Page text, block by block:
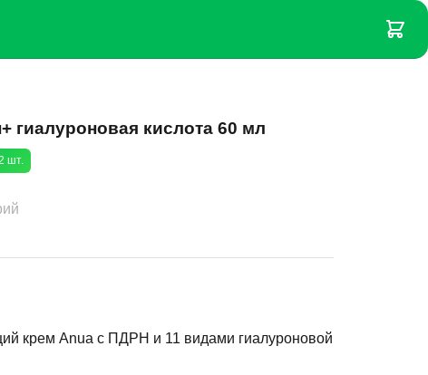
гиалуроновая кислота 60 мл
шт.
крем Anua с ПДРН и 11 видами гиалуроновой